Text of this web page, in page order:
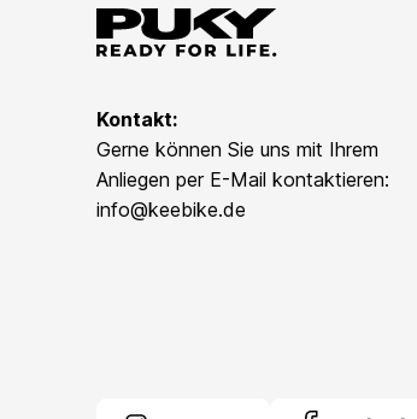
Kontakt:
Gerne können Sie uns mit Ihrem
Anliegen per E-Mail kontaktieren:
info@keebike.de